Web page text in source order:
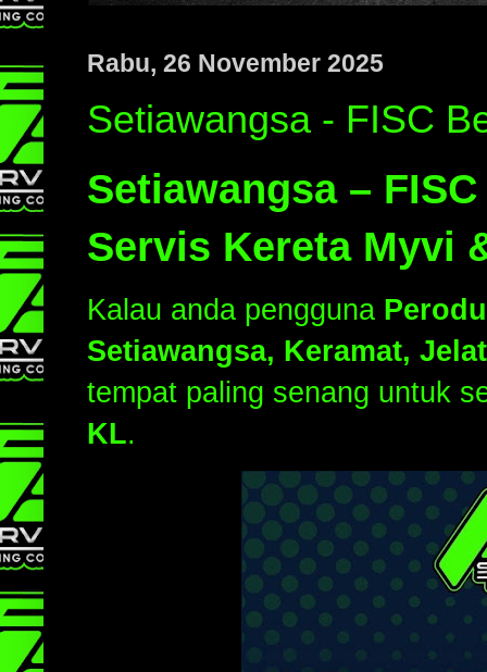
Rabu, 26 November 2025
Setiawangsa - FISC
Setiawangsa –
Servis Kereta Myvi
Kalau anda pengguna
Setiawangsa, Keramat,
tempat paling senang untuk
KL.